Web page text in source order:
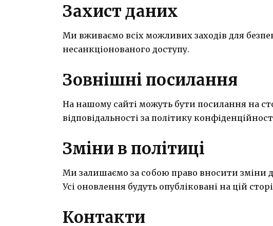
Захист даних
Ми вживаємо всіх можливих заходів для
несанкціонованого доступу.
Зовнішні посилання
На нашому сайті можуть бути посилання на
відповідальності за політику
Зміни в політиці
Ми залишаємо за собою право вносити зміни
Усі оновлення будуть опубліковані на цій
Контакти